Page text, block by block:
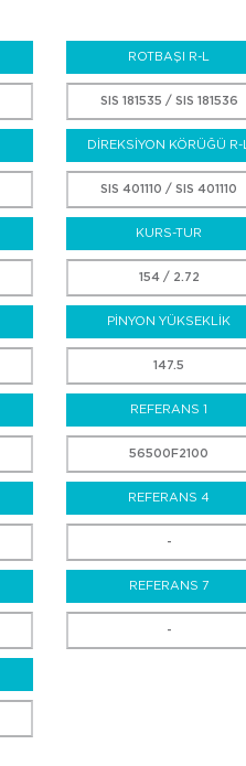
ROTBAŞI R-L
SIS 181535 / SIS 181536
DİREKSİYON KÖRÜĞÜ R-L
SIS 401110 / SIS 401110
KURS-TUR
154 / 2.72
PİNYON YÜKSEKLİK
147.5
REFERANS 1
56500F2100
REFERANS 4
-
REFERANS 7
-